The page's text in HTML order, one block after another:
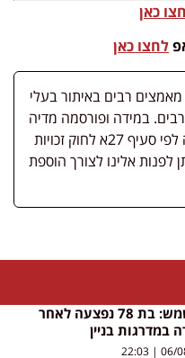
כאן
לחצו כאן
רבים באיתור בעלי
במידה ופורסמה מדיה
שבעליה אינו ידוע, השימוש נעשה לפי סעיף 27א לחוק זכויות
לפנות אלינו לצורך הוספת
בית שמש: בת 78 נפצעה לאחר
במדרגות בניין
06/